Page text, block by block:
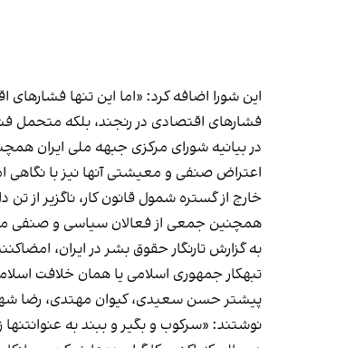
این شورا اضافه کرد: «اما این تنها فشارهای
فشارهای اقتصادی در رنجند، بلکه
در بیانیه شورای مرکزی جبهه ملی ایران
اعتراض صنفی و معیشتی آنها نیز با نگاهی
خارج از گستره شمول قانون کار، ناگزیر از
همچنین جمعی از فعالان سیاسی و صنفی
به گزارش تارنگار حقوق بشر در ایران،
تبهکار جمهوری اسلامی یا همان خلافت
پیشتر حسن سعیدی، کیوان مهتدی، رضا
نوشتند: «سرکوب و بگیر و ببند به